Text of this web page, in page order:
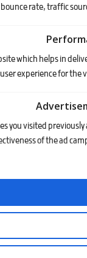
rate, traffic
which helps in
experience for the
you visited previously
of the ad
Save my